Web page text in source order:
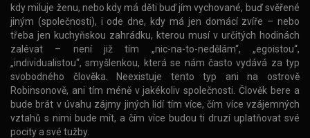
kdy miluje ženu, nebo kdy má děti buď jím vychované, buď svěřené
jiným (společnosti), i ode dne, kdy má jen domácí zvíře – nebo
třeba jen kuchyňskou zahrádku, kterou musí v určitých hodinách
zalévat – není již tím „nic-na-to-nedělám“, „egoistou“,
„individualistou“, smyšlenkou, která se nám často vydává za typ
svobodného člověka. Neexistuje tento typ ani na ostrově
Robinsonově, ani tím méně v jakékoliv společnosti. Člověk bere a
bude brát v úvahu zájmy jiných lidí tím více, čím více vzájemných
vztahů s nimi bude mít, a čím více budou ti druzí uplatňovat své
pocity a své tužby.